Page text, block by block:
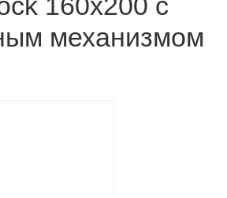
механизмом